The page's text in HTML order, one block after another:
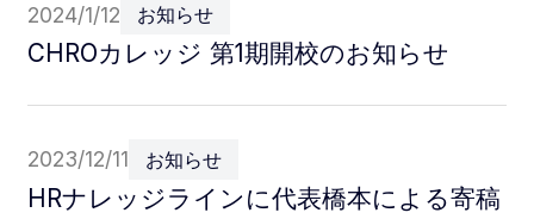
2024/1/12 お知らせ
CHROカレッジ 第1期開校のお知らせ
2023/12/11 お知らせ
HRナレッジラインに代表橋本による寄稿